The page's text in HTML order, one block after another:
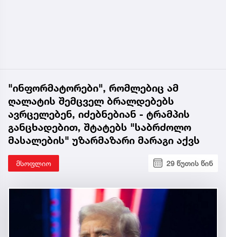
"ინფორმატორები", რომლებიც ამ
ღალატის შემცველ ბრალდებებს
ავრცელებენ, იძებნებიან - ტრამპის
განცხადებით, შტატებს "საბრძოლო
მასალების" უზარმაზარი მარაგი აქვს
მსოფლიო 29 წუთის წინ